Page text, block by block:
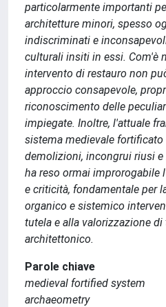
particolarmente importanti
architetture minori, spesso
indiscriminati e
culturali insiti in essi. Com'è
intervento di restauro non
approccio consapevole,
riconoscimento delle
impiegate. Inoltre, l'attuale
sistema medievale
demolizioni, incongrui riusi
ha reso ormai improrogabile
e criticità, fondamentale per
organico e sistemico
tutela e alla valorizzazione
architettonico.
Parole chiave
medieval fortified system
archaeometry